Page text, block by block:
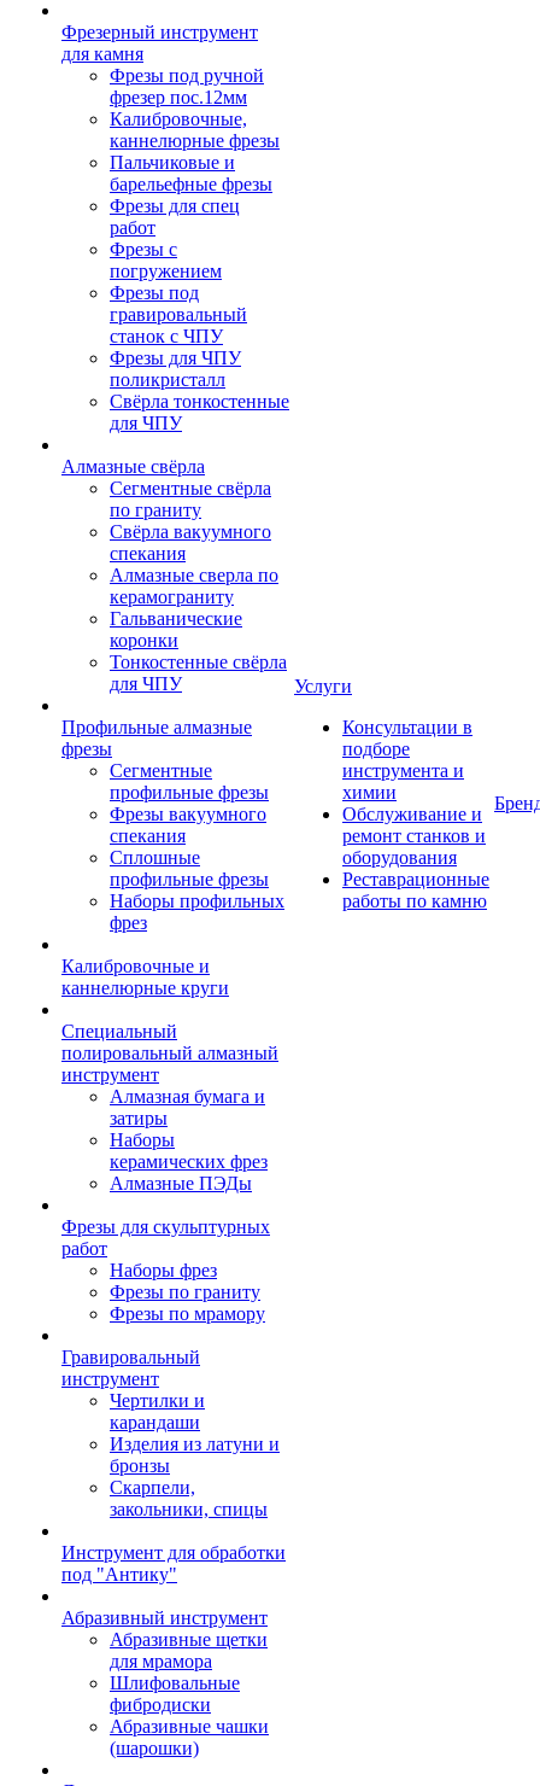
Фрезерный инструмент
для камня
Фрезы под ручной
фрезер пос.12мм
Калибровочные,
каннелюрные фрезы
Пальчиковые и
барельефные фрезы
Фрезы для спец
работ
Фрезы с
погружением
Фрезы под
гравировальный
станок с ЧПУ
Фрезы для ЧПУ
поликристалл
Свёрла тонкостенные
для ЧПУ
Алмазные свёрла
Сегментные свёрла
по граниту
Свёрла вакуумного
спекания
Алмазные сверла по
керамограниту
Гальванические
коронки
Тонкостенные свёрла
для ЧПУ
Профильные алмазные
фрезы
Сегментные
профильные фрезы
Фрезы вакуумного
спекания
Сплошные
профильные фрезы
Наборы профильных
фрез
Калибровочные и
каннелюрные круги
Специальный
полировальный алмазный
инструмент
Алмазная бумага и
затиры
Наборы
керамических фрез
Алмазные ПЭДы
Фрезы для скульптурных
работ
Наборы фрез
Фрезы по граниту
Фрезы по мрамору
Гравировальный
инструмент
Чертилки и
карандаши
Изделия из латуни и
бронзы
Скарпели,
закольники, спицы
Инструмент для обработки
под "Антику"
Абразивный инструмент
Абразивные щетки
для мрамора
Шлифовальные
фибродиски
Абразивные чашки
(шарошки)
Услуги
Консультации в
подборе
инструмента и
химии
Обслуживание и
ремонт станков и
оборудования
Реставрационные
работы по камню